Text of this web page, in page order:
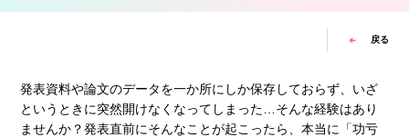
戻る
発表資料や論文のデータを一か所にしか保存しておらず、いざ
というときに突然開けなくなってしまった…そんな経験はあり
ませんか？発表直前にそんなことが起こったら、本当に「功亏